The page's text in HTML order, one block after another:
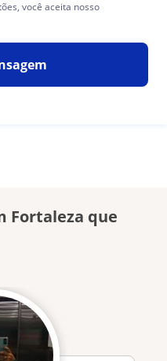
você aceita nosso
Fortaleza que